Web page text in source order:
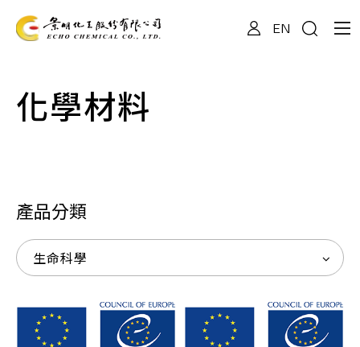
EN
化學材料
產品分類
生命科學
關於我們
產品資訊
最新消息
檔案下載